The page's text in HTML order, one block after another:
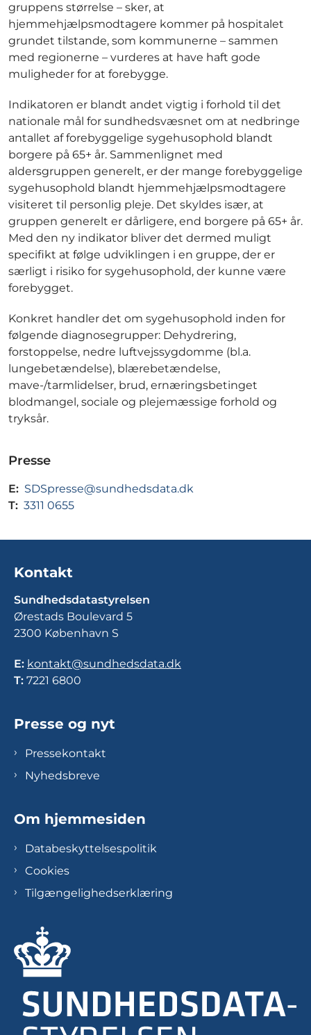
gruppens størrelse – sker, at
hjemmehjælpsmodtagere kommer på hospitalet
grundet tilstande, som kommunerne – sammen
med regionerne – vurderes at have haft gode
muligheder for at forebygge.
Indikatoren er blandt andet vigtig i forhold til det
nationale mål for sundhedsvæsnet om at nedbringe
antallet af forebyggelige sygehusophold blandt
borgere på 65+ år. Sammenlignet med
aldersgruppen generelt, er der mange forebyggelige
sygehusophold blandt hjemmehjælpsmodtagere
visiteret til personlig pleje. Det skyldes især, at
gruppen generelt er dårligere, end borgere på 65+ år.
Med den ny indikator bliver det dermed muligt
specifikt at følge udviklingen i en gruppe, der er
særligt i risiko for sygehusophold, der kunne være
forebygget.
Konkret handler det om sygehusophold inden for
følgende diagnosegrupper: Dehydrering,
forstoppelse, nedre luftvejssygdomme (bl.a.
lungebetændelse), blærebetændelse,
mave-/tarmlidelser, brud, ernæringsbetinget
blodmangel, sociale og plejemæssige forhold og
tryksår.
Presse
E: SDSpresse@sundhedsdata.dk
T: 3311 0655
Kontakt
Sundhedsdatastyrelsen
Ørestads Boulevard 5
2300 København S
E: kontakt@sundhedsdata.dk
T: 7221 6800
Presse og nyt
Pressekontakt
Nyhedsbreve
Om hjemmesiden
Databeskyttelsespolitik
Cookies
Tilgængelighedserklæring